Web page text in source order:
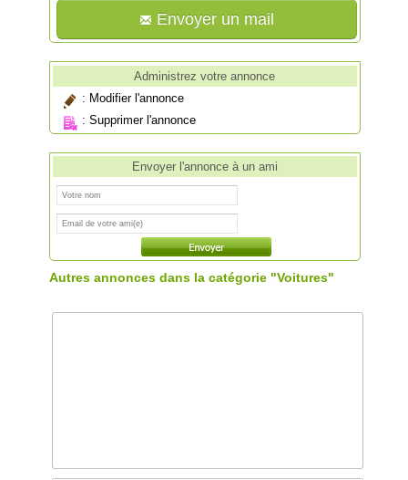
Envoyer un mail
Administrez votre annonce
: Modifier l'annonce
:Supprimer l'annonce
Envoyer l'annonce à un ami
Autres annonces dans la catégorie "Voitures"